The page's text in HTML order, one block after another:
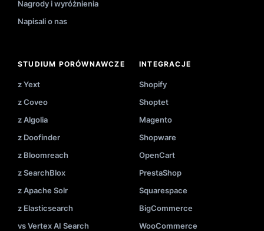
Nagrody i wyróżnienia
Napisali o nas
STUDIUM PORÓWNAWCZE
z Yext
z Coveo
z Algolia
z Doofinder
z Bloomreach
z SearchBlox
z Apache Solr
z Elasticsearch
vs Vertex AI Search
INTEGRACJE
Shopify
Shoptet
Magento
Shopware
OpenCart
PrestaShop
Squarespace
BigCommerce
WooCommerce